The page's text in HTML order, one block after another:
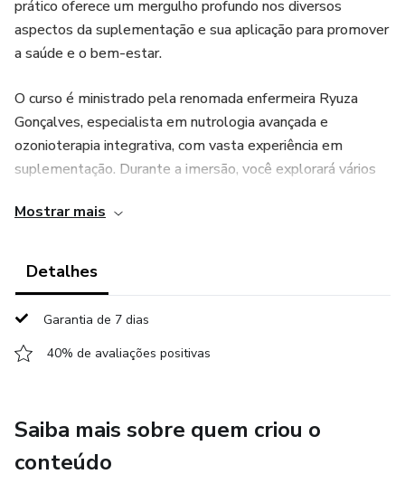
prático oferece um mergulho profundo nos diversos
aspectos da suplementação e sua aplicação para promover
a saúde e o bem-estar.
O curso é ministrado pela renomada enfermeira Ryuza
Gonçalves, especialista em nutrologia avançada e
ozonioterapia integrativa, com vasta experiência em
suplementação. Durante a imersão, você explorará vários
feminina e masculina, suplementação para estética, alívio
- é um portal para uma nova carreira e uma nova vida. Se
aprimorar sua prática de saúde ou simplesmente aprender
Mostrar mais
Detalhes
Garantia de 7 dias
40% de avaliações positivas
Saiba mais sobre quem criou o
conteúdo